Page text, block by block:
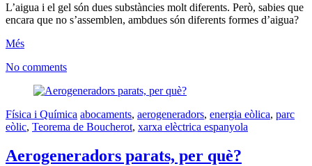
L’aigua i el gel són dues substàncies molt diferents. Però, sabies que
encara que no s’assemblen, ambdues són diferents formes d’aigua?
Més
No comments
Física i Química abocaments, aerogeneradors, energia eòlica, parc
eòlic, Teorema de Boucherot, xarxa elèctrica espanyola
Aerogeneradors parats, per què?